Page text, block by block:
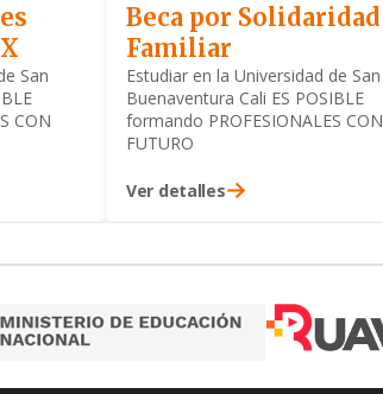
San
CON
Beca por Solidaridad
Familiar
Estudiar en la Universidad de San
Buenaventura Cali ES POSIBLE
formando PROFESIONALES CON
FUTURO
Ver detalles